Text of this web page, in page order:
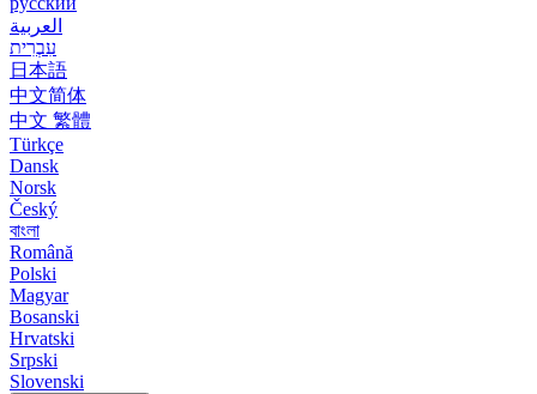
العربية
עִבְרִית
日本語
中文简体
中文 繁體
Türkçe
Dansk
Norsk
Český
বাংলা
Română
Polski
Magyar
Bosanski
Hrvatski
Srpski
Slovenski